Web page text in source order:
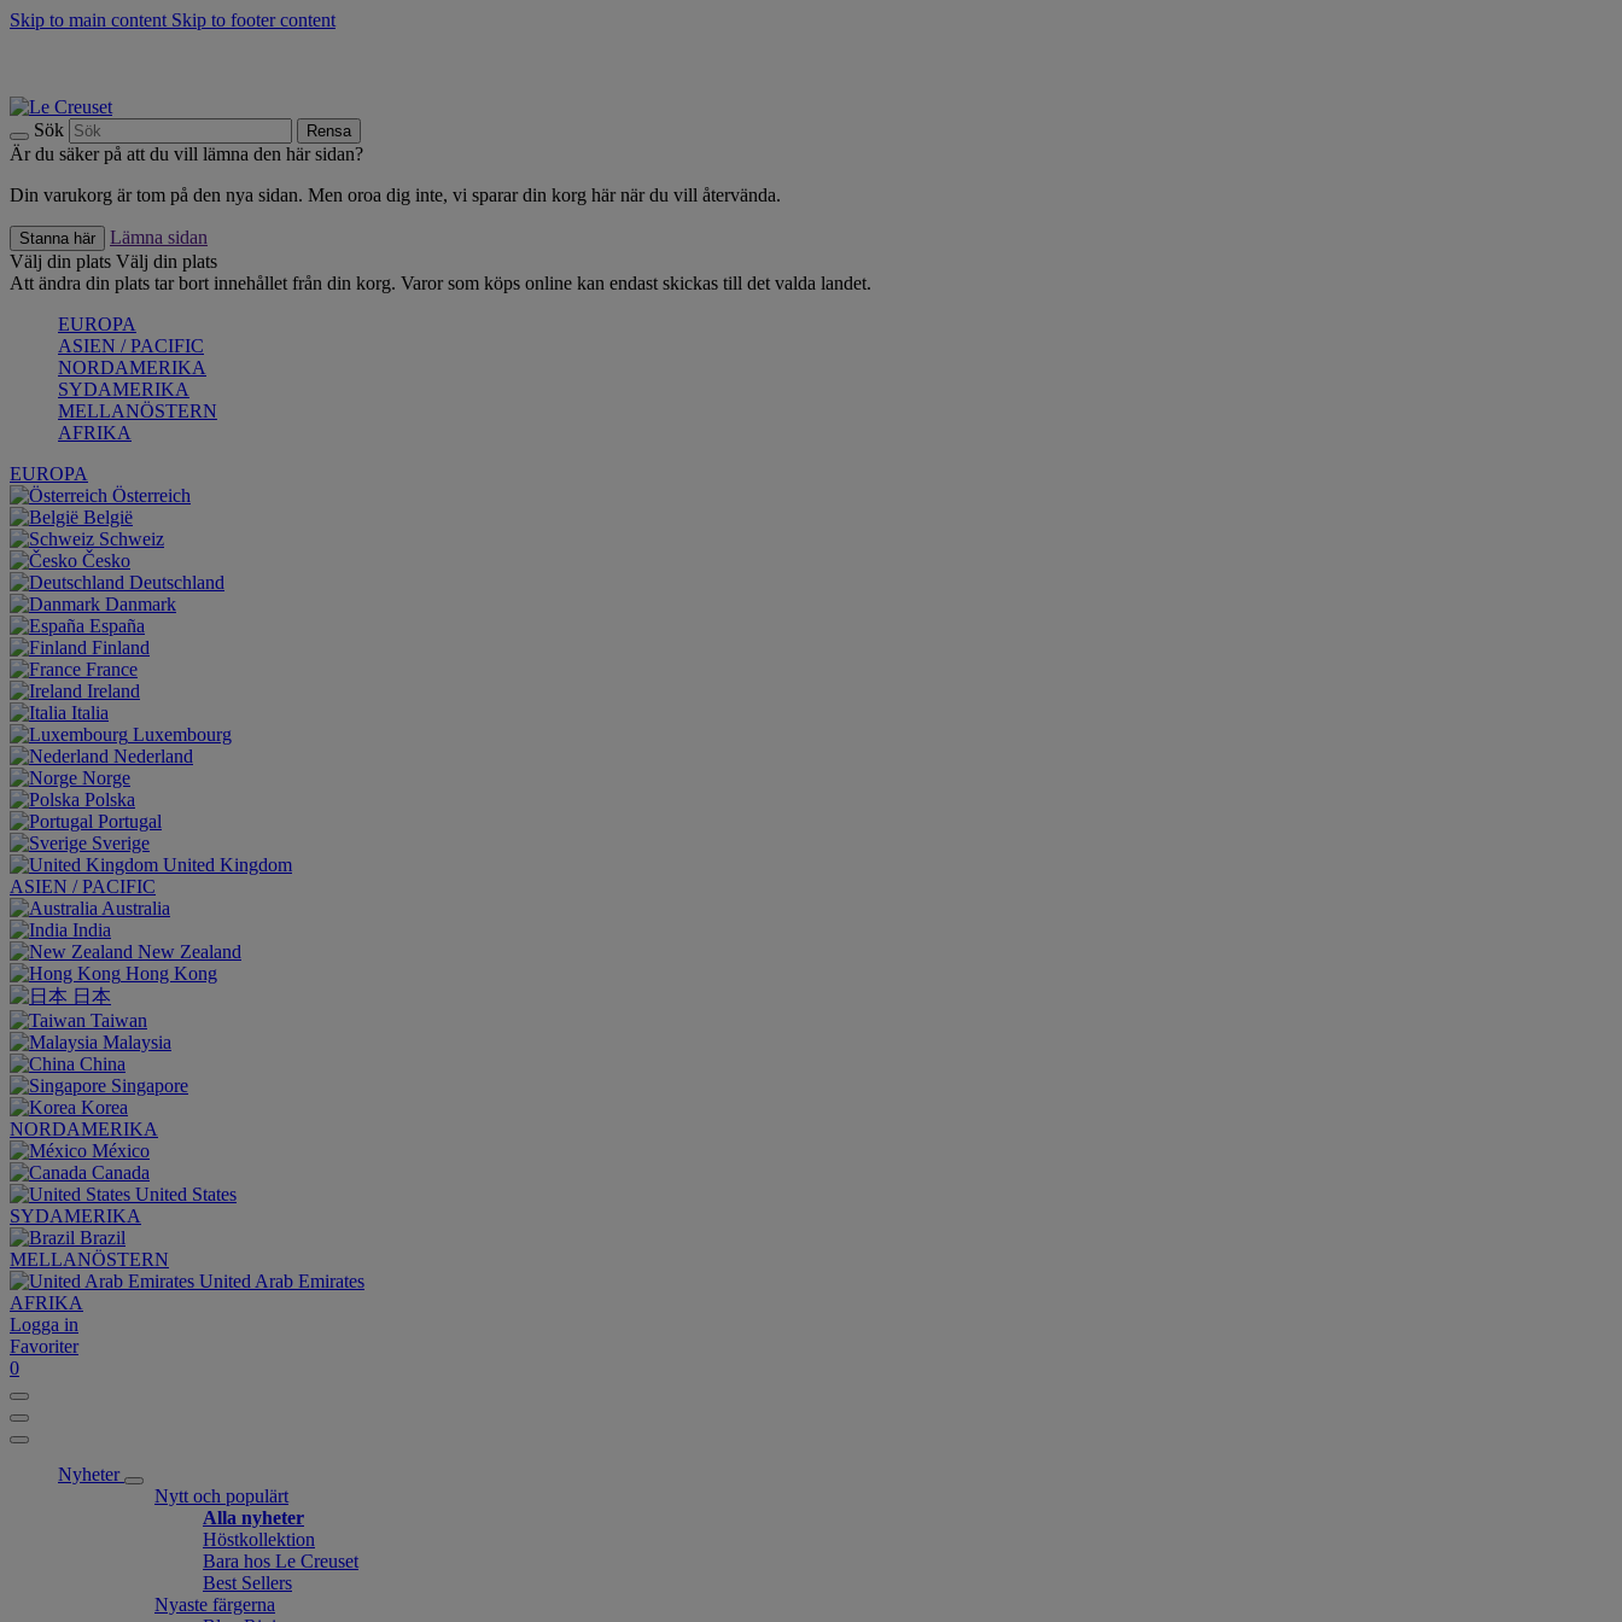
Skip to main content Skip to footer content
Sök Rensa
Är du säker på att du vill lämna den här sidan?
Din varukorg är tom på den nya sidan. Men oroa dig inte, vi sparar din korg här när du vill återvända.
Stanna här
Lämna sidan
Välj din plats Välj din plats
Att ändra din plats tar bort innehållet från din korg. Varor som köps online kan endast skickas till det valda landet.
EUROPA
ASIEN / PACIFIC
NORDAMERIKA
SYDAMERIKA
MELLANÖSTERN
AFRIKA
EUROPA
Österreich
België
Schweiz
Česko
Deutschland
Danmark
España
Finland
France
Ireland
Italia
Luxembourg
Nederland
Norge
Polska
Portugal
Sverige
United Kingdom
ASIEN / PACIFIC
Australia
India
New Zealand
Hong Kong
日本
Taiwan
Malaysia
China
Singapore
Korea
NORDAMERIKA
México
Canada
United States
SYDAMERIKA
Brazil
MELLANÖSTERN
United Arab Emirates
AFRIKA
Logga in
Favoriter
0
Nyheter
Nytt och populärt
Alla nyheter
Höstkollektion
Bara hos Le Creuset
Best Sellers
Nyaste färgerna